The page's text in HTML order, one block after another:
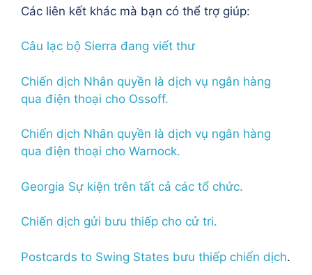
Các liên kết khác mà bạn có thể trợ giúp:
Câu lạc bộ Sierra đang viết thư
Chiến dịch Nhân quyền là dịch vụ ngân hàng
qua điện thoại cho Ossoff.
Chiến dịch Nhân quyền là dịch vụ ngân hàng
qua điện thoại cho Warnock.
Georgia Sự kiện trên tất cả các tổ chức.
Chiến dịch gửi bưu thiếp cho cử tri.
Postcards to Swing States bưu thiếp chiến dịch.